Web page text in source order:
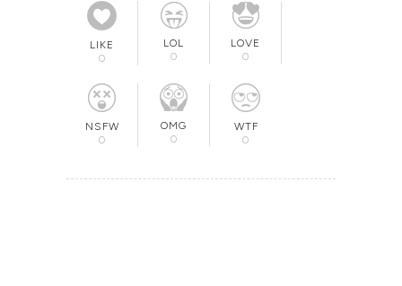
LIKE
0
LOL
0
LOVE
0
NSFW
0
OMG
0
WTF
0